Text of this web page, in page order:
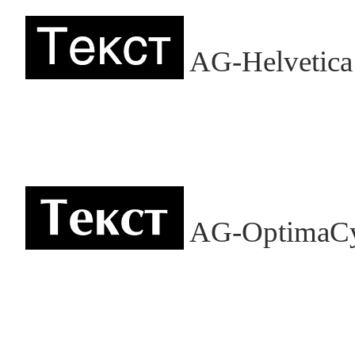
AG-Helvetica
AG-